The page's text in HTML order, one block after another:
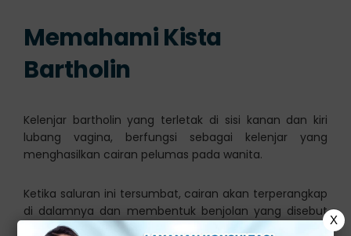
Memahami Kista
Bartholin
Kelenjar bartholin yang terletak di sisi kanan dan kiri
lubang vagina, berfungsi sebagai kelenjar yang
menghasilkan cairan pelumas pada wanita.
Ketika saluran ini tersumbat, cairan akan terperangkap
di dalamnya dan membentuk benjolan yang disebut
kista bartholin.
X